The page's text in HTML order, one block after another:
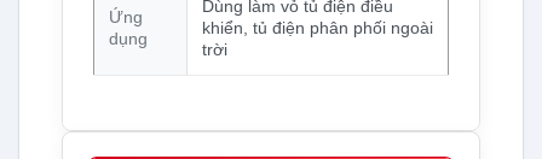
Ứng
dụng
Dùng làm vỏ tủ điện điều
khiển, tủ điện phân phối ngoài
trời